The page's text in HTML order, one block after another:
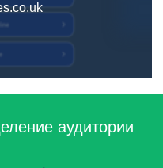
аудитории